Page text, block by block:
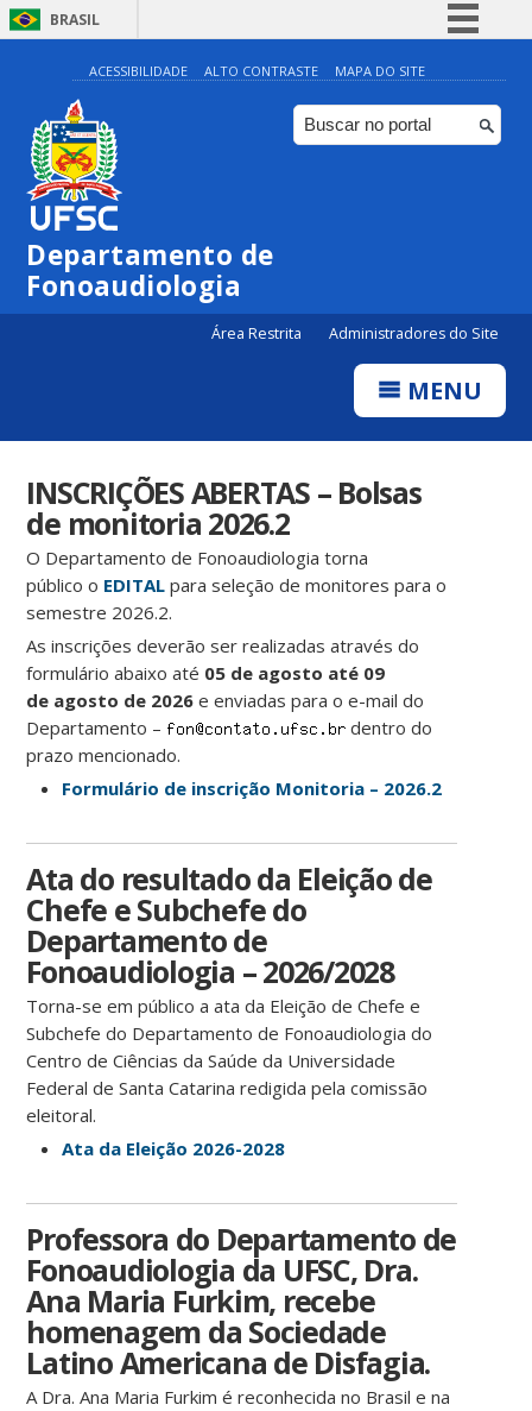
BRASIL
Simplifique!
Comunica BR
Participe
ACESSIBILIDADE ALTO CONTRASTE MAPA DO SITE
Departamento de
Fonoaudiologia
Área Restrita Administradores do Site
MENU
INSCRIÇÕES ABERTAS – Bolsas
de monitoria 2026.2
O Departamento de Fonoaudiologia torna
público o EDITAL para seleção de monitores para o
semestre 2026.2.
As inscrições deverão ser realizadas através do
formulário abaixo até 05 de agosto até 09
de agosto de 2026e enviadas para o e-mail do
Departamento –
dentro do
prazo mencionado.
Formulário de inscrição Monitoria – 2026.2
Ata do resultado da Eleição de
Chefe e Subchefe do
Departamento de
Fonoaudiologia – 2026/2028
Torna-se em público a ata da Eleição de Chefe e
Subchefe do Departamento de Fonoaudiologia do
Centro de Ciências da Saúde da Universidade
Federal de Santa Catarina redigida pela comissão
eleitoral.
Ata da Eleição 2026-2028
Professora do Departamento de
Fonoaudiologia da UFSC, Dra.
Ana Maria Furkim, recebe
homenagem da Sociedade
Latino Americana de Disfagia.
A Dra. Ana Maria Furkim é reconhecida no Brasil e na